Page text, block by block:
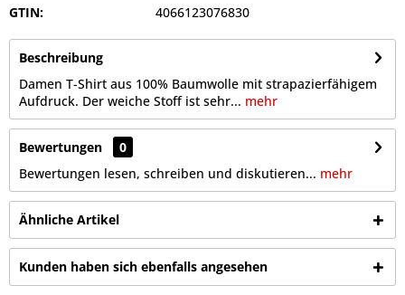
GTIN:
4066123076830
Beschreibung
Damen T-Shirt aus 100% Baumwolle mit strapazierfähigem
Aufdruck. Der weiche Stoff ist sehr... mehr
Bewertungen
0
Bewertungen lesen, schreiben und diskutieren... mehr
Ähnliche Artikel
Kunden haben sich ebenfalls angesehen